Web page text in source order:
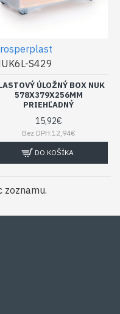
S429
ÚLOŽNÝ BOX NUK
578X379X256MM
PRIEHĽADNÝ
15,92€
Bez DPH:12,94€
DO KOŠÍKA
zoznamu.